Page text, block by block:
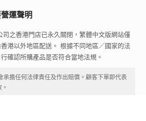
運聲明
司之香港門店已永久關閉，繁體中文版網站僅
港以外地區配送。 根據不同地區／國家的法
確認所購產品是否符合當地法規。
承擔任何法律責任及作出賠償。顧客下單即代表